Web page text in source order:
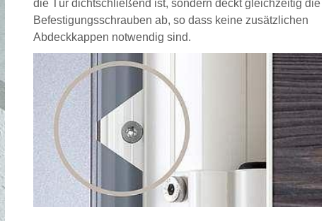
die Tür dichtschließend ist, sondern deckt gleichzeitig die
Befestigungsschrauben ab, so dass keine zusätzlichen
Abdeckkappen notwendig sind.